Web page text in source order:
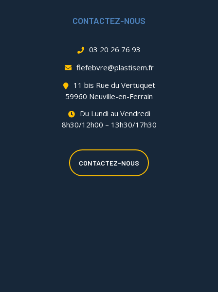
CONTACTEZ-NOUS
03 20 26 76 93
flefebvre@plastisem.fr
11 bis Rue du Vertuquet
59960 Neuville-en-Ferrain
Du Lundi au Vendredi
8h30/12h00 – 13h30/17h30
CONTACTEZ-NOUS